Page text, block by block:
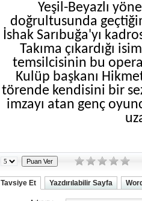
Yeşil-Beyazlı
doğrultusunda
İshak Sarıbuğa'yı
Takıma çıkardığı
temsilcisinin bu
Kulüp başkanı
törende kendisini bir
imzayı atan genç
Tavsiye Et Yazdırılabilir Sayfa